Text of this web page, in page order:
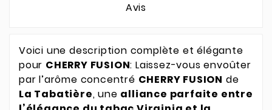
Avis
Voici une description complète et élégante
pour CHERRY FUSION: Laissez-vous envoûter
par l’arôme concentré CHERRY FUSION de
La Tabatière, une alliance parfaite entre